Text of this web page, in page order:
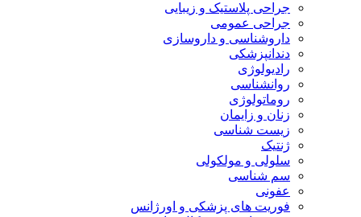
جراحی پلاستیک و زیبایی
جراحی عمومی
داروشناسی و داروسازی
دندانپزشکی
رادیولوژی
روانشناسی
روماتولوژی
زنان و زایمان
زیست شناسی
ژنتیک
سلولی و مولکولی
سم شناسی
عفونی
فوریت های پزشکی و اورژانس